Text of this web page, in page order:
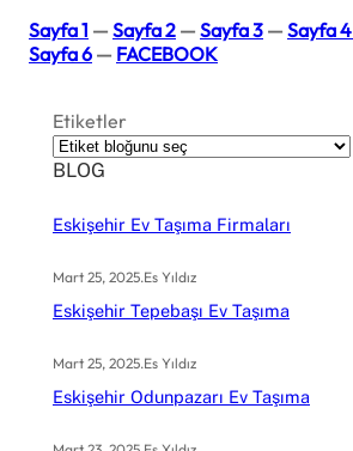
Sayfa 1 — Sayfa 2 — Sayfa 3 — Sayfa 4
Sayfa 6 — FACEBOOK
Etiketler
BLOG
Eskişehir Ev Taşıma Firmaları
Mart 25, 2025.Es Yıldız
Eskişehir Tepebaşı Ev Taşıma
Mart 25, 2025.Es Yıldız
Eskişehir Odunpazarı Ev Taşıma